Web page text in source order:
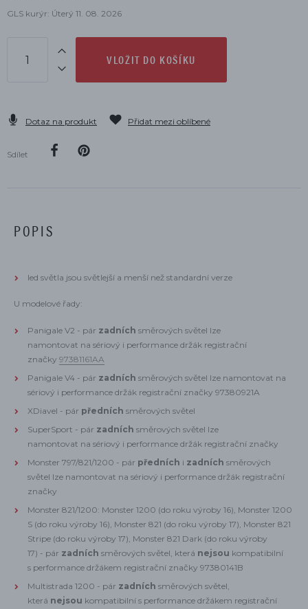
GLS kurýr: Úterý 11. 08. 2026
VLOŽIT DO KOŠÍKU
Dotaz na produkt Přidat mezi oblíbené
Sdílet
POPIS
led světla jsou světlejší a menší než standardní verze
U modelové řady:
Panigale V2 - pár zadních směrových světel lze
namontovat na sériový i performance držák registrační
značky 97381161AA
Panigale V4 - pár zadních směrových světel lze namontovat na
sériový i performance držák registrační značky 97380921A
XDiavel - pár předních směrových světel
SuperSport - pár zadních směrových světel lze
namontovat na sériový i performance držák registrační značky
Monster 797/821/1200 - pár předních i zadních směrových
světel lze namontovat na sériový i performance držák registrační
značky
Monster 821/1200: Monster 1200 (do roku výroby 16), Monster 1200
S (do roku výroby 16), Monster 821 (do roku výroby 17), Monster 821
Stripe (do roku výroby 17), Monster 821 Dark (do roku výroby
17) - pár zadních směrových světel, která nejsou kompatibilní
s performance držákem registrační značky 97380141B
Multistrada 1200 - pár zadních směrových světel,
která nejsou kompatibilní s performance držákem registrační